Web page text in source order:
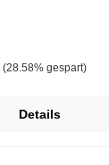
(28.58% gespart)
Details